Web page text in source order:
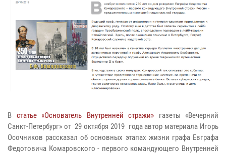
В статье «Основатель Внутренней стражи» газеты «Вечерний
Санкт-Петербург» от 29 октября 2019 года автор материала Игорь
Осочников рассказал об основных этапах жизни графа Евграфа
Федотовича Комаровского - первого командующего Внутренней